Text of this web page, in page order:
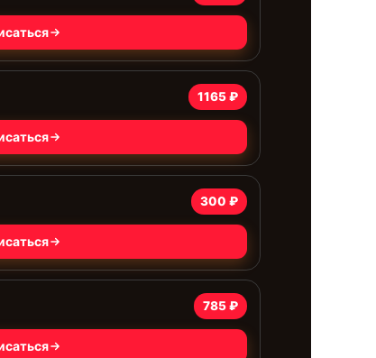
1165 ₽
300 ₽
785 ₽